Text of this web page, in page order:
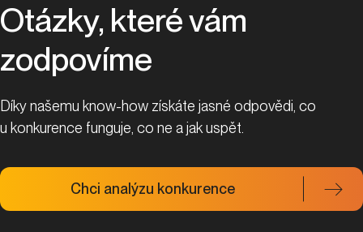
Otázky, které vám
zodpovíme
Díky našemu know-how získáte jasné odpovědi, co
u konkurence funguje, co ne a jak uspět.
Chci analýzu konkurence